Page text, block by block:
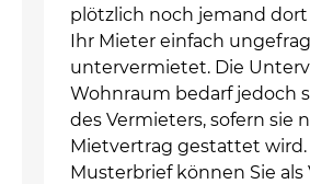
plötzlich noch jemand
Ihr Mieter einfach
untervermietet. Die
Wohnraum bedarf jedoch
des Vermieters, sofern sie
Mietvertrag gestattet
Musterbrief können Sie